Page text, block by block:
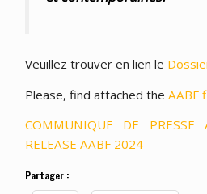
Veuillez trouver en lien le
Please, find attached the AABF
COMMUNIQUE DE PRESSE
RELEASE AABF 2024
Partager :